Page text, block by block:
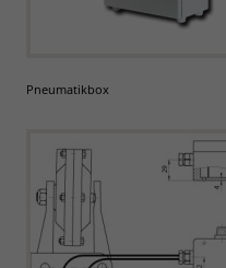
Pneumatikbox